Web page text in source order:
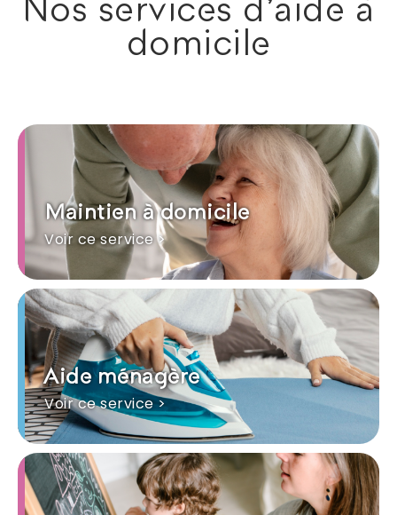
Nos services d'aide à
domicile
Maintien à domicile
Voir ce service >
Aide ménagère
Voir ce service >